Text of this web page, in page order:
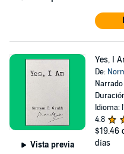
Vista previa
Yes, I
De:
Idioma:
4.8
$19.46
días